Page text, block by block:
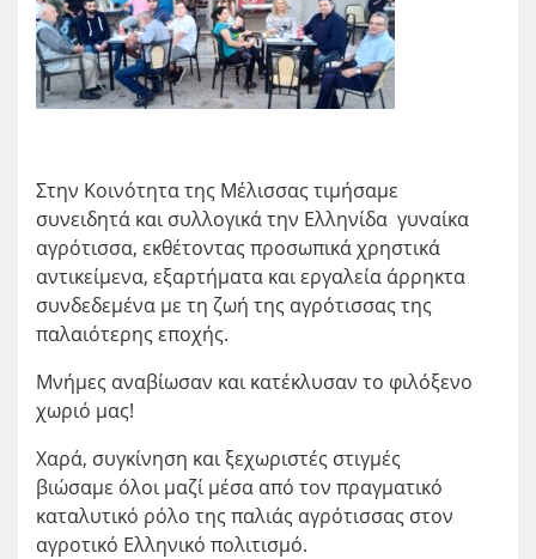
Στην Κοινότητα της Μέλισσας τιμήσαμε
συνειδητά και συλλογικά την Ελληνίδα γυναίκα
αγρότισσα, εκθέτοντας προσωπικά χρηστικά
αντικείμενα, εξαρτήματα και εργαλεία άρρηκτα
συνδεδεμένα με τη ζωή της αγρότισσας της
παλαιότερης εποχής.
Μνήμες αναβίωσαν και κατέκλυσαν το φιλόξενο
χωριό μας!
Χαρά, συγκίνηση και ξεχωριστές στιγμές
βιώσαμε όλοι μαζί μέσα από τον πραγματικό
καταλυτικό ρόλο της παλιάς αγρότισσας στον
αγροτικό Ελληνικό πολιτισμό.